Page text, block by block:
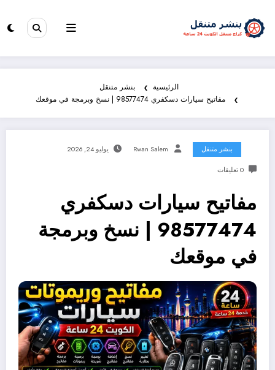
الرئيسية
بنشر متنقل
مفاتيح سيارات دسكفري 98577474 | نسخ وبرمجة في موقعك
بنشر متنقل Rwan Salem يوليو 24, 2026
0 تعليقات
مفاتيح سيارات دسكفري
98577474 | نسخ وبرمجة
في موقعك